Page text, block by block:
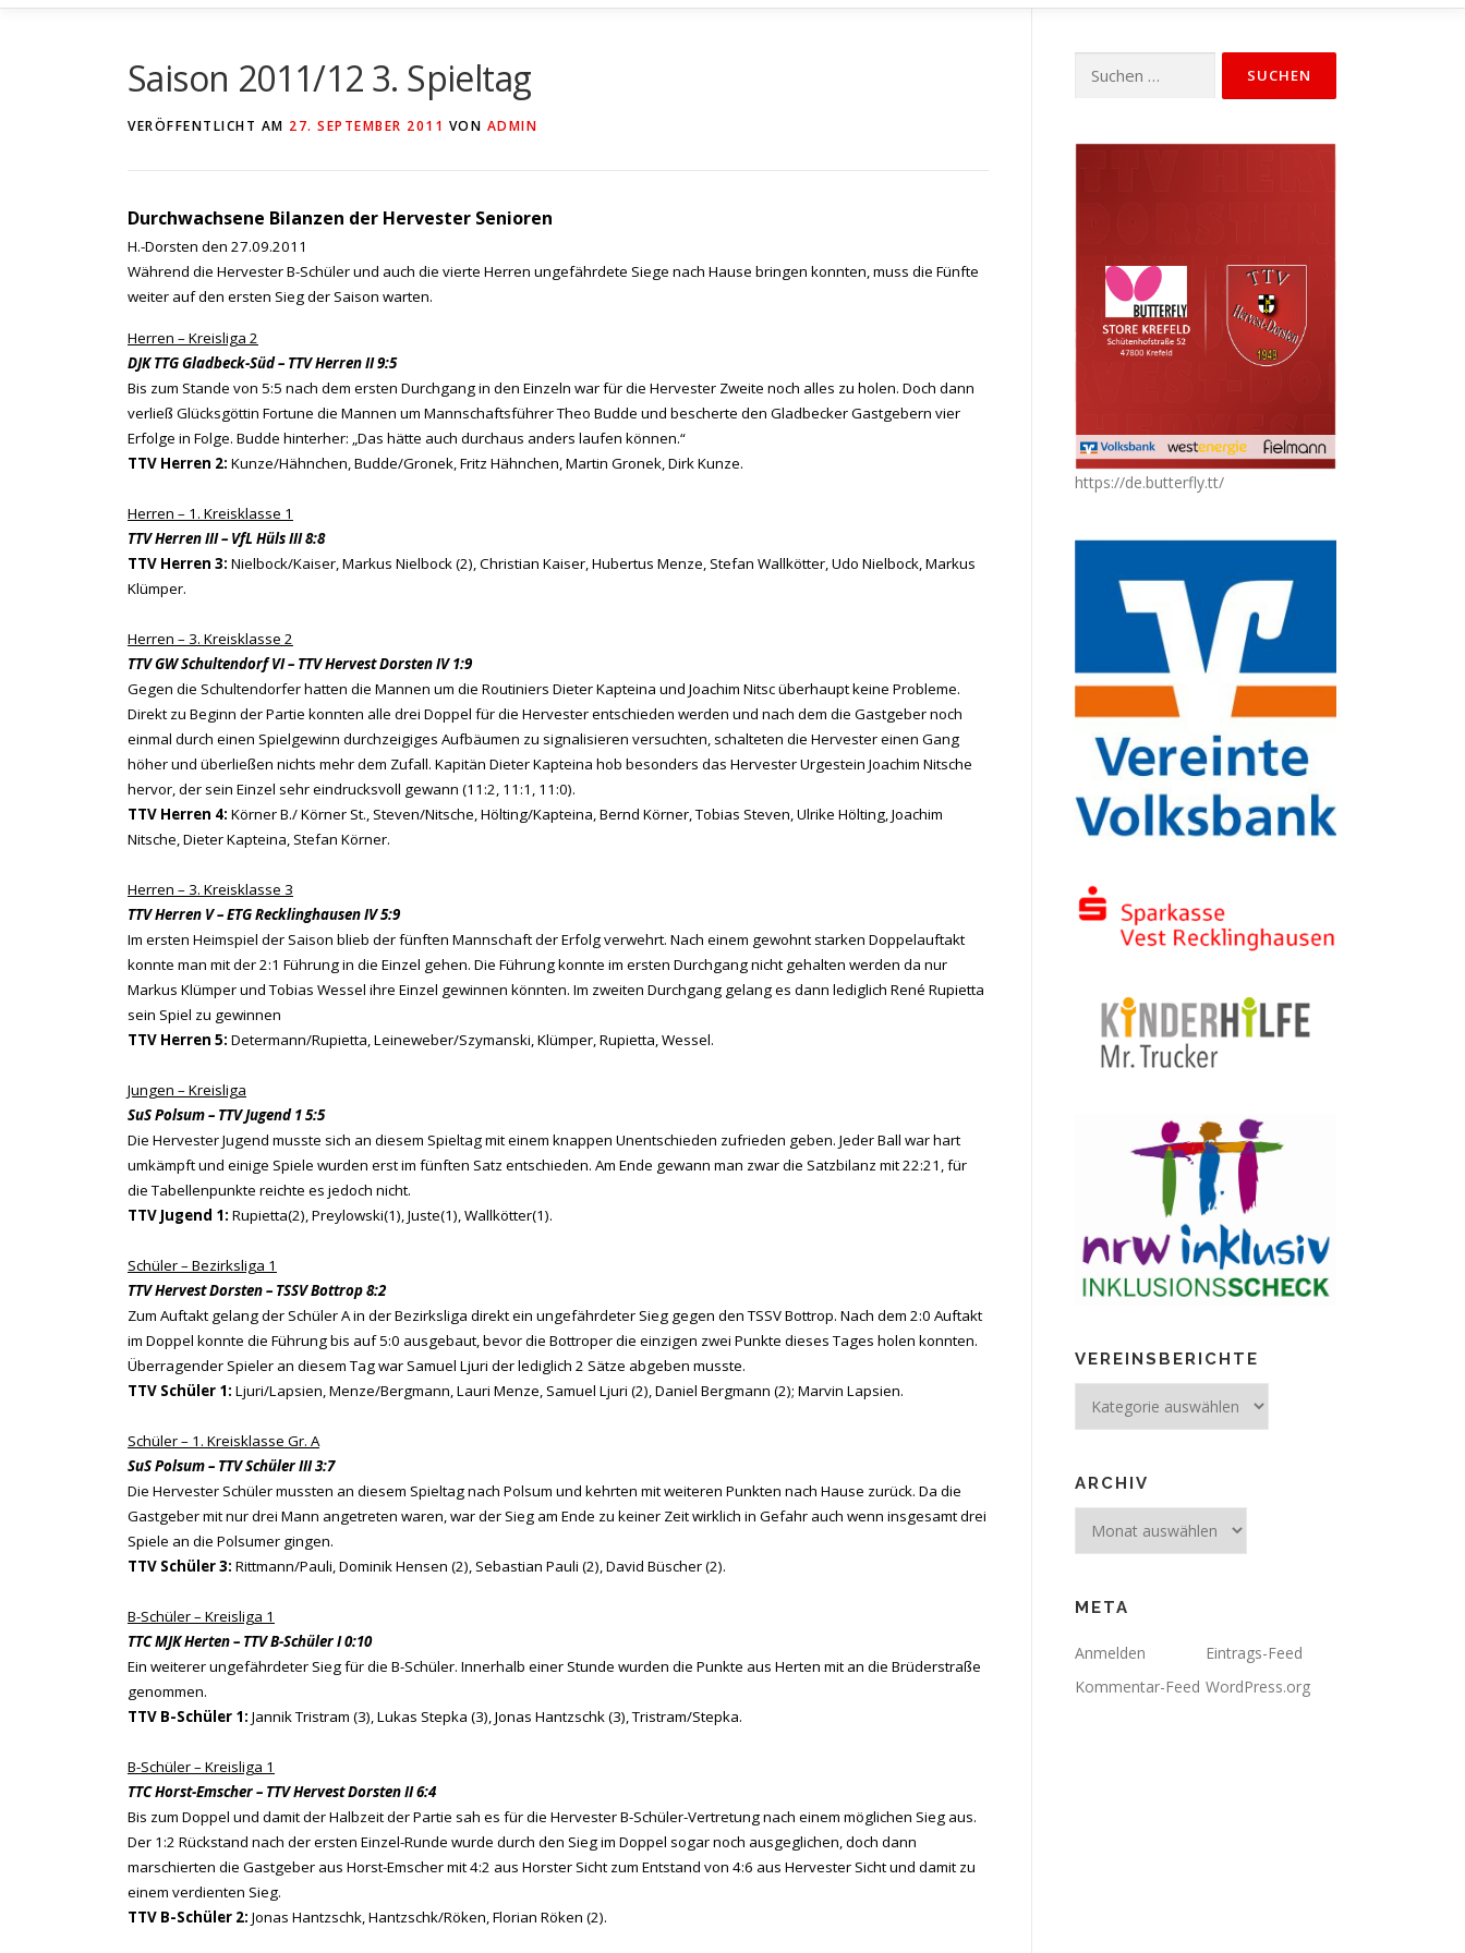
Saison 2011/12 3. Spieltag
VERÖFFENTLICHT AM 27. SEPTEMBER 2011 VON ADMIN
Durchwachsene Bilanzen der Hervester Senioren
H.-Dorsten den 27.09.2011
Während die Hervester B-Schüler und auch die vierte Herren ungefährdete Siege nach Hause bringen konnten, muss die Fünfte
weiter auf den ersten Sieg der Saison warten.
Herren – Kreisliga 2
DJK TTG Gladbeck-Süd – TTV Herren II 9:5
Bis zum Stande von 5:5 nach dem ersten Durchgang in den Einzeln war für die Hervester Zweite noch alles zu holen. Doch dann
verließ Glücksgöttin Fortune die Mannen um Mannschaftsführer Theo Budde und bescherte den Gladbecker Gastgebern vier
Erfolge in Folge. Budde hinterher: „Das hätte auch durchaus anders laufen können.“
TTV Herren 2: Kunze/Hähnchen, Budde/Gronek, Fritz Hähnchen, Martin Gronek, Dirk Kunze.
Herren – 1. Kreisklasse 1
TTV Herren III – VfL Hüls III 8:8
TTV Herren 3: Nielbock/Kaiser, Markus Nielbock (2), Christian Kaiser, Hubertus Menze, Stefan Wallkötter, Udo Nielbock, Markus
Klümper.
Herren – 3. Kreisklasse 2
TTV GW Schultendorf VI – TTV Hervest Dorsten IV 1:9
Gegen die Schultendorfer hatten die Mannen um die Routiniers Dieter Kapteina und Joachim Nitsc überhaupt keine Probleme.
Direkt zu Beginn der Partie konnten alle drei Doppel für die Hervester entschieden werden und nach dem die Gastgeber noch
einmal durch einen Spielgewinn durchzeigiges Aufbäumen zu signalisieren versuchten, schalteten die Hervester einen Gang
höher und überließen nichts mehr dem Zufall. Kapitän Dieter Kapteina hob besonders das Hervester Urgestein Joachim Nitsche
hervor, der sein Einzel sehr eindrucksvoll gewann (11:2, 11:1, 11:0).
TTV Herren 4: Körner B./ Körner St., Steven/Nitsche, Hölting/Kapteina, Bernd Körner, Tobias Steven, Ulrike Hölting, Joachim
Nitsche, Dieter Kapteina, Stefan Körner.
Herren – 3. Kreisklasse 3
TTV Herren V – ETG Recklinghausen IV 5:9
Im ersten Heimspiel der Saison blieb der fünften Mannschaft der Erfolg verwehrt. Nach einem gewohnt starken Doppelauftakt
konnte man mit der 2:1 Führung in die Einzel gehen. Die Führung konnte im ersten Durchgang nicht gehalten werden da nur
Markus Klümper und Tobias Wessel ihre Einzel gewinnen könnten. Im zweiten Durchgang gelang es dann lediglich René Rupietta
sein Spiel zu gewinnen
TTV Herren 5: Determann/Rupietta, Leineweber/Szymanski, Klümper, Rupietta, Wessel.
Jungen – Kreisliga
SuS Polsum – TTV Jugend 1 5:5
Die Hervester Jugend musste sich an diesem Spieltag mit einem knappen Unentschieden zufrieden geben. Jeder Ball war hart
umkämpft und einige Spiele wurden erst im fünften Satz entschieden. Am Ende gewann man zwar die Satzbilanz mit 22:21, für
die Tabellenpunkte reichte es jedoch nicht.
TTV Jugend 1: Rupietta(2), Preylowski(1), Juste(1), Wallkötter(1).
Schüler – Bezirksliga 1
TTV Hervest Dorsten – TSSV Bottrop 8:2
Zum Auftakt gelang der Schüler A in der Bezirksliga direkt ein ungefährdeter Sieg gegen den TSSV Bottrop. Nach dem 2:0 Auftakt
im Doppel konnte die Führung bis auf 5:0 ausgebaut, bevor die Bottroper die einzigen zwei Punkte dieses Tages holen konnten.
Überragender Spieler an diesem Tag war Samuel Ljuri der lediglich 2 Sätze abgeben musste.
TTV Schüler 1: Ljuri/Lapsien, Menze/Bergmann, Lauri Menze, Samuel Ljuri (2), Daniel Bergmann (2); Marvin Lapsien.
Schüler – 1. Kreisklasse Gr. A
SuS Polsum – TTV Schüler III 3:7
Die Hervester Schüler mussten an diesem Spieltag nach Polsum und kehrten mit weiteren Punkten nach Hause zurück. Da die
Gastgeber mit nur drei Mann angetreten waren, war der Sieg am Ende zu keiner Zeit wirklich in Gefahr auch wenn insgesamt drei
Spiele an die Polsumer gingen.
TTV Schüler 3: Rittmann/Pauli, Dominik Hensen (2), Sebastian Pauli (2), David Büscher (2).
B-Schüler – Kreisliga 1
TTC MJK Herten – TTV B-Schüler I 0:10
Ein weiterer ungefährdeter Sieg für die B-Schüler. Innerhalb einer Stunde wurden die Punkte aus Herten mit an die Brüderstraße
genommen.
TTV B-Schüler 1: Jannik Tristram (3), Lukas Stepka (3), Jonas Hantzschk (3), Tristram/Stepka.
B-Schüler – Kreisliga 1
TTC Horst-Emscher – TTV Hervest Dorsten II 6:4
Bis zum Doppel und damit der Halbzeit der Partie sah es für die Hervester B-Schüler-Vertretung nach einem möglichen Sieg aus.
Der 1:2 Rückstand nach der ersten Einzel-Runde wurde durch den Sieg im Doppel sogar noch ausgeglichen, doch dann
marschierten die Gastgeber aus Horst-Emscher mit 4:2 aus Horster Sicht zum Entstand von 4:6 aus Hervester Sicht und damit zu
einem verdienten Sieg.
TTV B-Schüler 2: Jonas Hantzschk, Hantzschk/Röken, Florian Röken (2).
nach:
https://de.butterfly.tt/
VEREINSBERICHTE
ARCHIV
META
Anmelden
Eintrags-Feed
Kommentar-Feed WordPress.org